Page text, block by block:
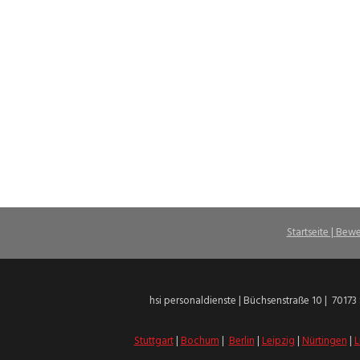
Startseite |
hsi personaldienste | Büchsenstraße 10 |
Stuttgart|Bochum|Berlin|Leipzig|Nürtingen|